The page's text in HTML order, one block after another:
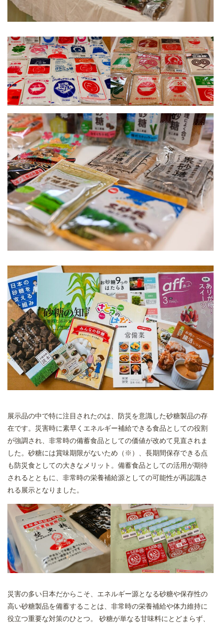
展示品の中で特に注目されたのは、防災を意識した砂糖製品の存
在です。災害時に素早くエネルギー補給できる食品としての役割
が強調され、非常時の備蓄食品としての価値が改めて見直されま
した。砂糖には賞味期限がないため（※）、長期間保存できる点
も防災食としての大きなメリット。備蓄食品としての活用が期待
されるとともに、非常時の栄養補給源としての可能性が再認識さ
れる展示となりました。
災害の多い日本だからこそ、エネルギー源となる砂糖や保存性の
高い砂糖製品を備蓄することは、非常時の栄養補給や体力維持に
役立つ重要な対策のひとつ。 砂糖が単なる甘味料にとどまらず、